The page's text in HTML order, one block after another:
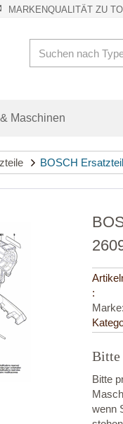
MARKENQUALITÄT ZU
Maschinen
BOSCH
:
Marke:
Bitte
Bitte
wenn